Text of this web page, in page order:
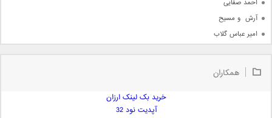
احمد صفایی
آرش  و مسیح
امیر عباس گلاب
امیر علی
همکاران
خرید بک لینک ارزان
آپدیت نود 32